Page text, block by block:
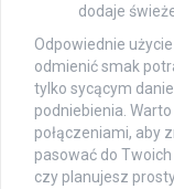
dodaje
Odpowiednie
odmienić smak
tylko sycącym
podniebienia.
połączeniami, aby
pasować do
czy planujesz